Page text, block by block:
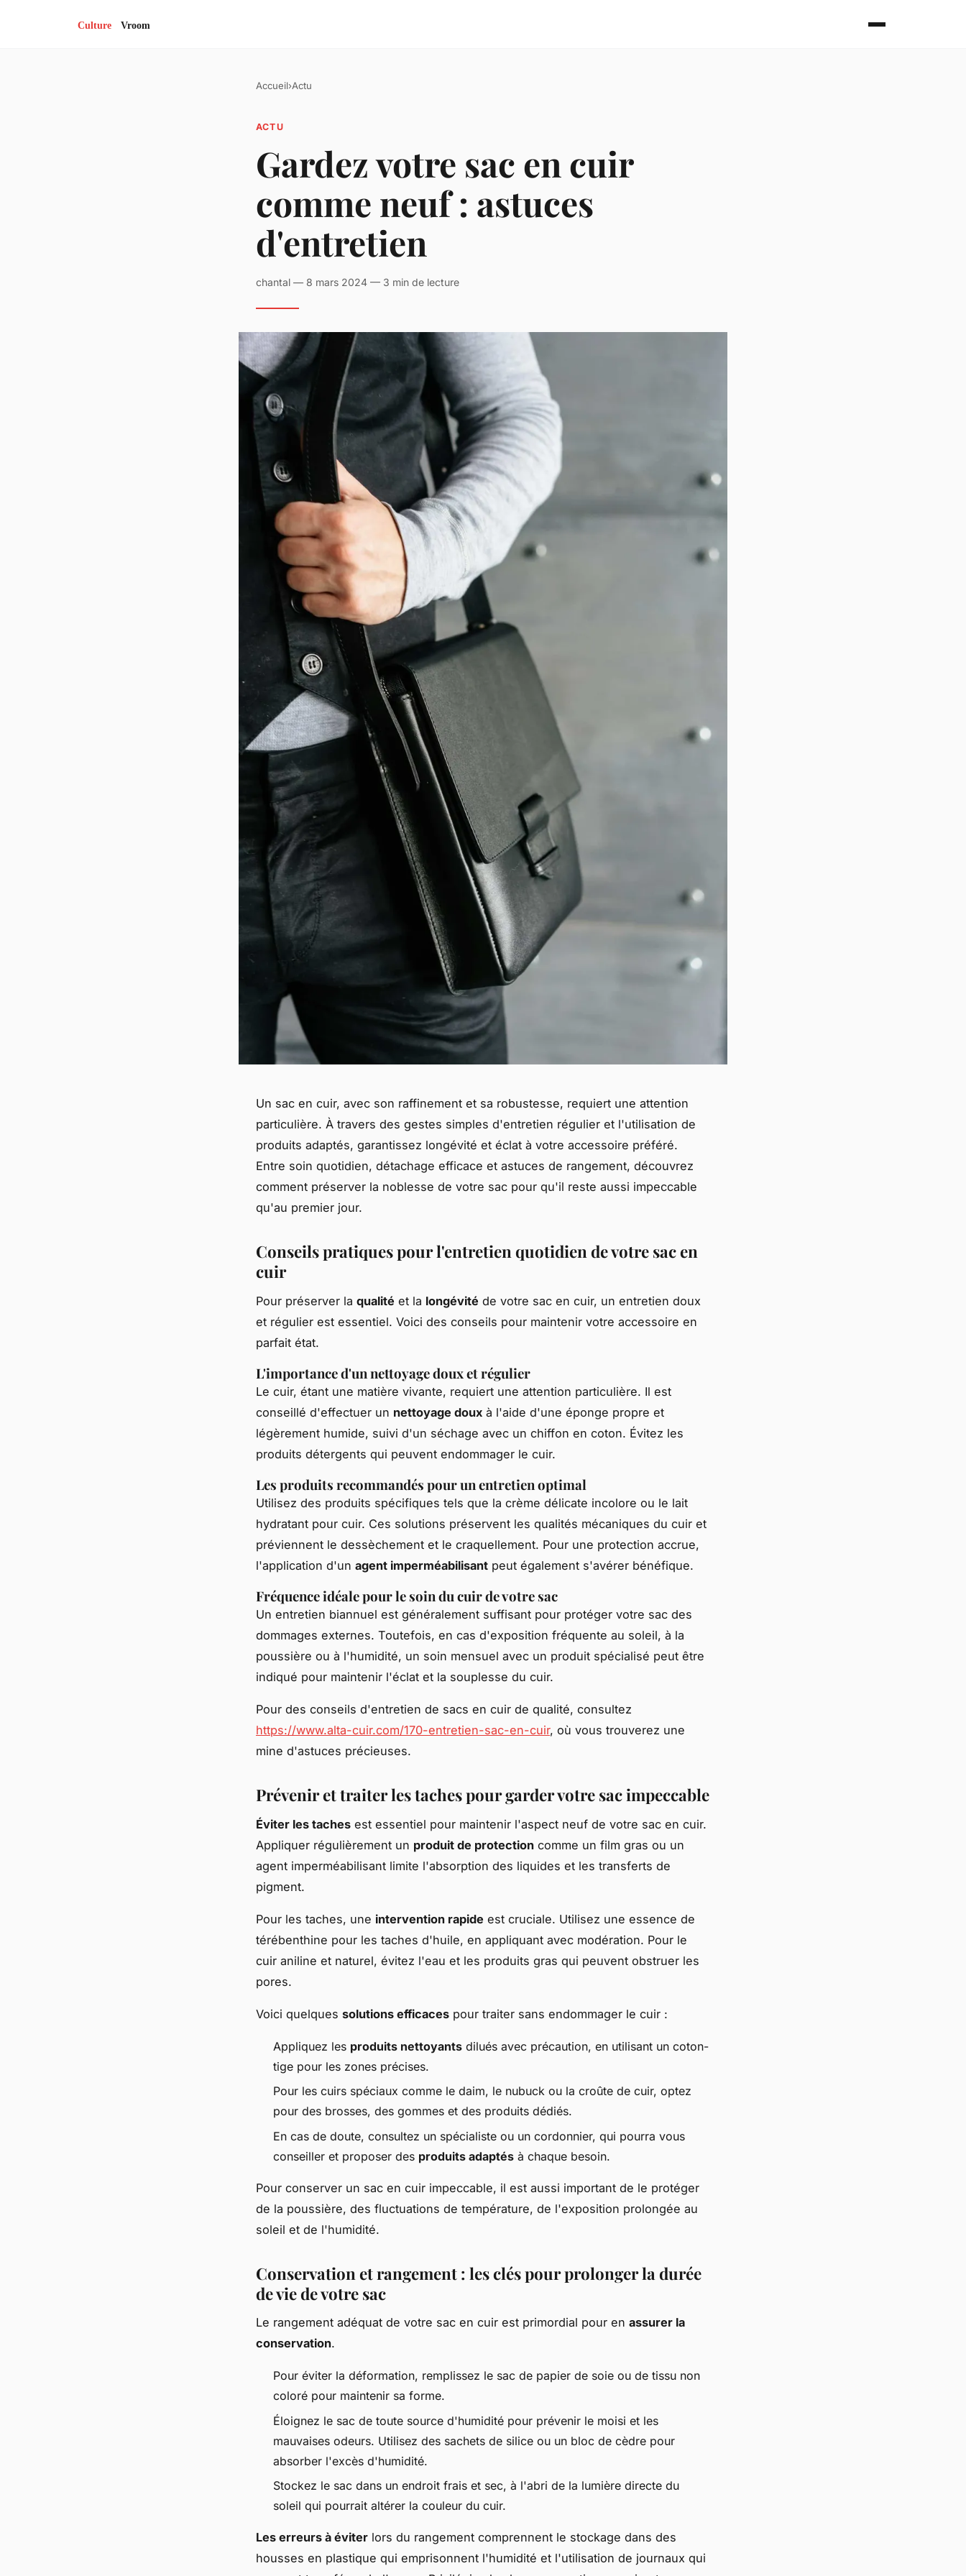
Accueil›Actu
ACTU
Gardez votre sac en cuir
comme neuf : astuces
d'entretien
chantal — 8 mars 2024 — 3 min de lecture
Un sac en cuir, avec son raffinement et sa robustesse, requiert une attention
particulière. À travers des gestes simples d'entretien régulier et l'utilisation de
produits adaptés, garantissez longévité et éclat à votre accessoire préféré.
Entre soin quotidien, détachage efficace et astuces de rangement, découvrez
comment préserver la noblesse de votre sac pour qu'il reste aussi impeccable
qu'au premier jour.
Conseils pratiques pour l'entretien quotidien de votre sac en
cuir
Pour préserver la qualité et la longévité de votre sac en cuir, un entretien doux
et régulier est essentiel. Voici des conseils pour maintenir votre accessoire en
parfait état.
L'importance d'un nettoyage doux et régulier
Le cuir, étant une matière vivante, requiert une attention particulière. Il est
conseillé d'effectuer un nettoyage doux à l'aide d'une éponge propre et
légèrement humide, suivi d'un séchage avec un chiffon en coton. Évitez les
produits détergents qui peuvent endommager le cuir.
Les produits recommandés pour un entretien optimal
Utilisez des produits spécifiques tels que la crème délicate incolore ou le lait
hydratant pour cuir. Ces solutions préservent les qualités mécaniques du cuir et
préviennent le dessèchement et le craquellement. Pour une protection accrue,
l'application d'un agent imperméabilisant peut également s'avérer bénéfique.
Fréquence idéale pour le soin du cuir de votre sac
Un entretien biannuel est généralement suffisant pour protéger votre sac des
dommages externes. Toutefois, en cas d'exposition fréquente au soleil, à la
poussière ou à l'humidité, un soin mensuel avec un produit spécialisé peut être
indiqué pour maintenir l'éclat et la souplesse du cuir.
Pour des conseils d'entretien de sacs en cuir de qualité, consultez
https://www.alta-cuir.com/170-entretien-sac-en-cuir, où vous trouverez une
mine d'astuces précieuses.
Prévenir et traiter les taches pour garder votre sac impeccable
Éviter les taches est essentiel pour maintenir l'aspect neuf de votre sac en cuir.
Appliquer régulièrement un produit de protection comme un film gras ou un
agent imperméabilisant limite l'absorption des liquides et les transferts de
pigment.
Pour les taches, une intervention rapide est cruciale. Utilisez une essence de
térébenthine pour les taches d'huile, en appliquant avec modération. Pour le
cuir aniline et naturel, évitez l'eau et les produits gras qui peuvent obstruer les
pores.
Voici quelques solutions efficaces pour traiter sans endommager le cuir :
Appliquez les produits nettoyants dilués avec précaution, en utilisant un coton-
tige pour les zones précises.
Pour les cuirs spéciaux comme le daim, le nubuck ou la croûte de cuir, optez
pour des brosses, des gommes et des produits dédiés.
En cas de doute, consultez un spécialiste ou un cordonnier, qui pourra vous
conseiller et proposer des produits adaptés à chaque besoin.
Pour conserver un sac en cuir impeccable, il est aussi important de le protéger
de la poussière, des fluctuations de température, de l'exposition prolongée au
soleil et de l'humidité.
Conservation et rangement : les clés pour prolonger la durée
de vie de votre sac
Le rangement adéquat de votre sac en cuir est primordial pour en assurer la
conservation.
Pour éviter la déformation, remplissez le sac de papier de soie ou de tissu non
coloré pour maintenir sa forme.
Éloignez le sac de toute source d'humidité pour prévenir le moisi et les
mauvaises odeurs. Utilisez des sachets de silice ou un bloc de cèdre pour
absorber l'excès d'humidité.
Stockez le sac dans un endroit frais et sec, à l'abri de la lumière directe du
soleil qui pourrait altérer la couleur du cuir.
Les erreurs à éviter lors du rangement comprennent le stockage dans des
housses en plastique qui emprisonnent l'humidité et l'utilisation de journaux qui